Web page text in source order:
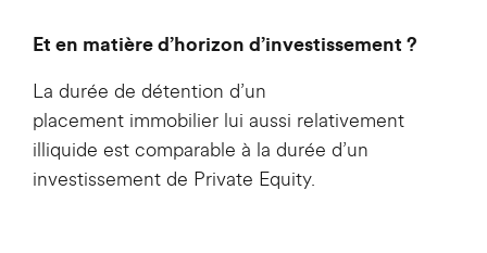
Et en matière d’horizon d’investissement ?
La durée de détention d’un
placement immobilier lui aussi relativement
illiquide est comparable à la durée d’un
investissement de Private Equity.